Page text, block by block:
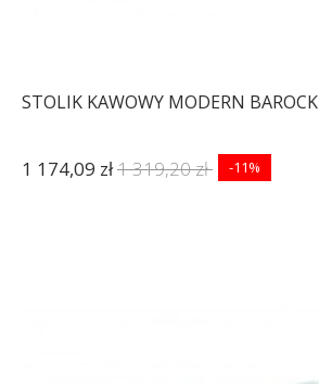
STOLIK KAWOWY MODERN BAROCK
1 174,09 zł1 319,20 zł -11%